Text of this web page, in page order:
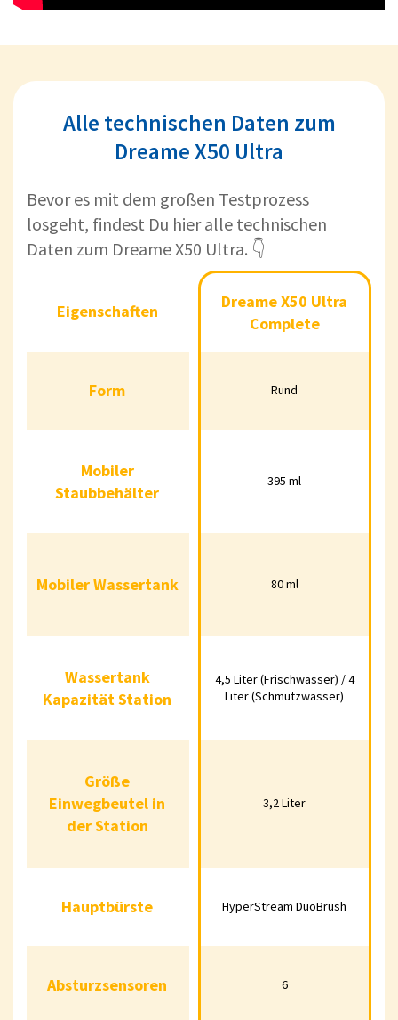
Alle technischen Daten zum
Dreame X50 Ultra
Bevor es mit dem großen Testprozess
losgeht, findest Du hier alle technischen
Daten zum Dreame X50 Ultra. 👇
Dreame X50 Ultra
Staubbehälter
Wassertank
Kapazität Station
(Schmutzwasser)
Einwegbeutel in
der Station
Hauptbürste
Absturzsensoren
Dreame X50 Ultra
Complete
Rund
395 ml
80 ml
4,5 Liter (Frischwasser) / 4
Liter (Schmutzwasser)
3,2 Liter
HyperStream DuoBrush
6
Eigenschaften
Form
Mobiler
Staubbehälter
Mobiler Wassertank
Wassertank
Kapazität Station
Größe
Einwegbeutel in
der Station
Hauptbürste
Absturzsensoren